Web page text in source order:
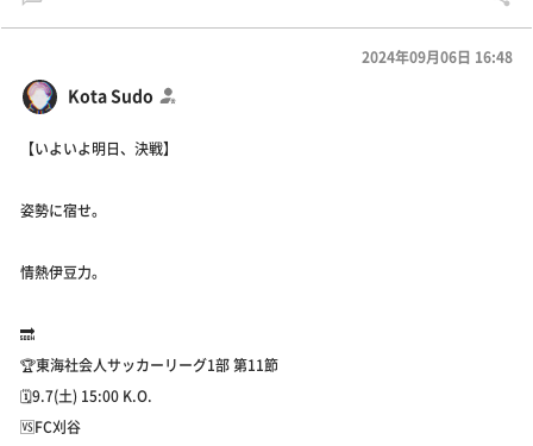
Kota Sudo
2024年09月06日 16:48
【いよいよ明日、決戦】
姿勢に宿せ。
情熱伊豆力。
🔜
🏆東海社会人サッカーリーグ1部 第11節
🗓️9.7(土) 15:00 K.O.
🆚FC刈谷